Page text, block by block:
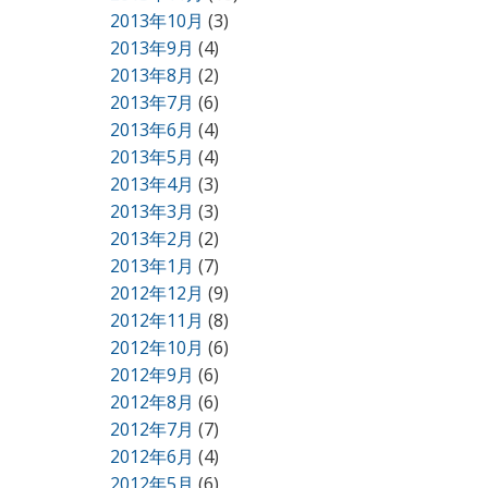
2013年10月 (3)
2013年9月 (4)
2013年8月 (2)
2013年7月 (6)
2013年6月 (4)
2013年5月 (4)
2013年4月 (3)
2013年3月 (3)
2013年2月 (2)
2013年1月 (7)
2012年12月 (9)
2012年11月 (8)
2012年10月 (6)
2012年9月 (6)
2012年8月 (6)
2012年7月 (7)
2012年6月 (4)